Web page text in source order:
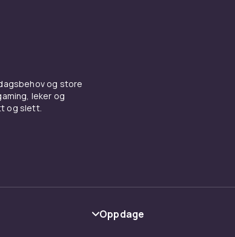
og store
leker og
og slett.
Oppdage